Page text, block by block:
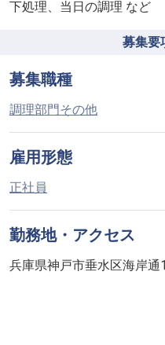
下処理、当日の調理 など
募集要
募集職種
調理部門その他
雇用形態
正社員
勤務地・アクセス
兵庫県神戸市垂水区海岸通